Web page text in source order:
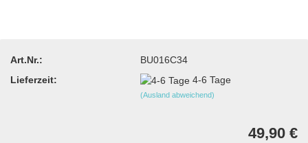
Art.Nr.:
BU016C34
Lieferzeit:
4-6 Tage
(Ausland abweichend)
49,90 €